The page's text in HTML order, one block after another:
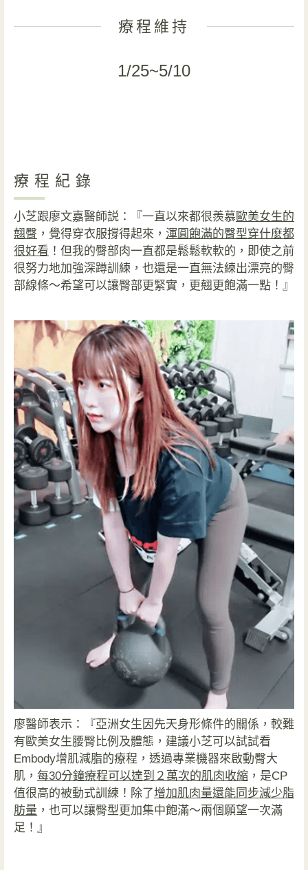
療程維持
1/25~5/10
療程紀錄
小芝跟廖文嘉醫師説：『一直以來都很羨慕 歐美女生的
翹臀 ，覺得穿衣服撐得起來， 渾圓飽滿的臀型穿什麼都
很好看 ！但我的臀部肉一直都是鬆鬆軟軟的，即使之前
很努力地加強深蹲訓練，也還是一直無法練出漂亮的臀
部線條～希望可以讓臀部更緊實，更翹更飽滿一點！』
廖醫師表示：『亞洲女生因先天身形條件的關係，較難
有歐美女生腰臀比例及體態，建議小芝可以試試看
Embody增肌減脂的療程，透過專業機器來啟動臀大
肌， 每30分鐘療程可以達到２萬次的肌肉收縮 ，是CP
值很高的被動式訓練！除了增加肌肉量還能同步減少脂
肪量 ，也可以讓臀型更加集中飽滿～兩個願望一次滿
足！』